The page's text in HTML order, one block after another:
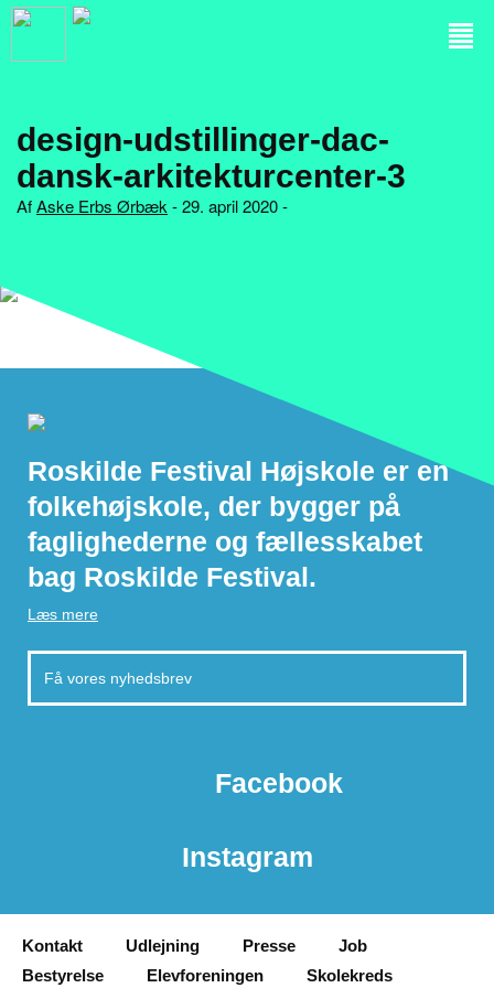
design-udstillinger-dac-
dansk-arkitekturcenter-3
AfAske Erbs Ørbæk - 29. april 2020 -
Roskilde Festival Højskole er en
folkehøjskole, der bygger på
faglighederne og fællesskabet
bag Roskilde Festival.
Læs mere
Facebook
Instagram
Kontakt Udlejning Presse
Job
Bestyrelse
Elevforeningen Skolekreds